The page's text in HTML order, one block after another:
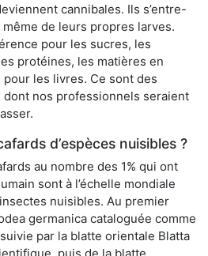
cannibales. Ils s’entre-
de leurs propres larves.
pour les sucres, les
protéines, les matières en
les livres. Ce sont des
nos professionnels seraient
d’espèces nuisibles ?
au nombre des 1% qui ont
sont à l’échelle mondiale
nuisibles. Au premier
germanica cataloguée comme
par la blatte orientale Blatta